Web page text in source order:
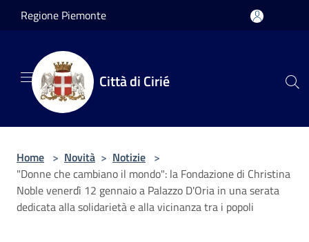
Salta al contenuto principale
Regione Piemonte
Città di Cirié
Home > Novità > Notizie >
"Donne che cambiano il mondo": la Fondazione di Christina
Noble venerdì 12 gennaio a Palazzo D'Oria in una serata
dedicata alla solidarietà e alla vicinanza tra i popoli